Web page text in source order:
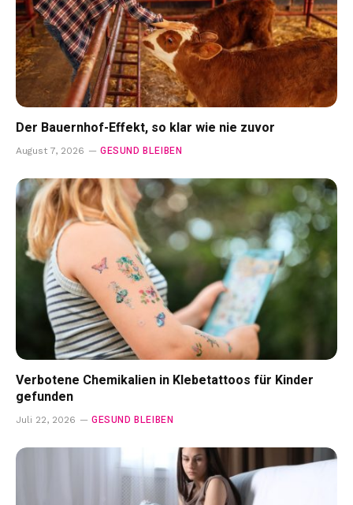
Der Bauernhof-Effekt, so klar wie nie zuvor
August 7, 2026 GESUND BLEIBEN
Verbotene Chemikalien in Klebetattoos für Kinder
gefunden
Juli 22, 2026 GESUND BLEIBEN